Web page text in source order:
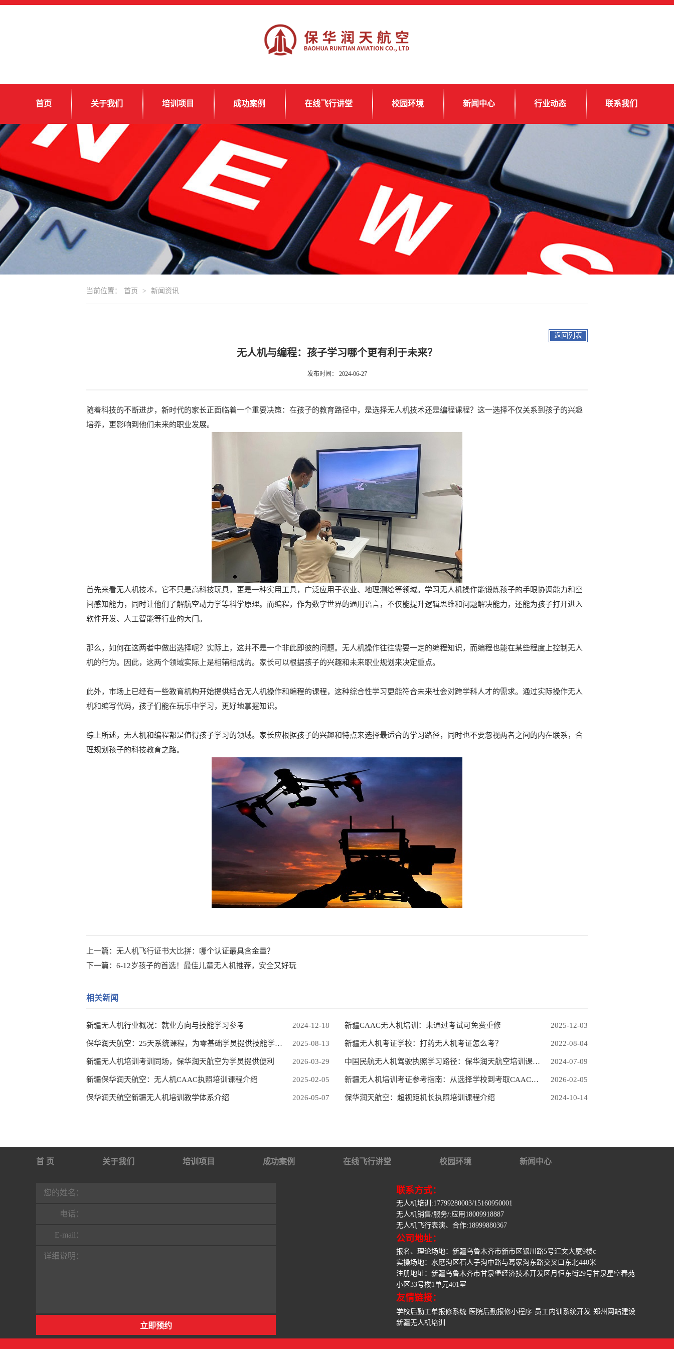
首页 关于我们 培训项目 成功案例 在线飞行讲堂 校园环境 新闻中心 行业动态 联系我们
当前位置： 首页 > 新闻资讯
返回列表
无人机与编程：孩子学习哪个更有利于未来？
发布时间： 2024-06-27
随着科技的不断进步，新时代的家长正面临着一个重要决策：在孩子的教育路径中，是选择无人机技术还是编程课程？这一选择不仅关系到孩子的兴趣
培养，更影响到他们未来的职业发展。
首先来看无人机技术，它不只是高科技玩具，更是一种实用工具，广泛应用于农业、地理测绘等领域。学习无人机操作能锻炼孩子的手眼协调能力和空
间感知能力，同时让他们了解航空动力学等科学原理。而编程，作为数字世界的通用语言，不仅能提升逻辑思维和问题解决能力，还能为孩子打开进入
软件开发、人工智能等行业的大门。
那么，如何在这两者中做出选择呢？实际上，这并不是一个非此即彼的问题。无人机操作往往需要一定的编程知识，而编程也能在某些程度上控制无人
机的行为。因此，这两个领域实际上是相辅相成的。家长可以根据孩子的兴趣和未来职业规划来决定重点。
此外，市场上已经有一些教育机构开始提供结合无人机操作和编程的课程，这种综合性学习更能符合未来社会对跨学科人才的需求。通过实际操作无人
机和编写代码，孩子们能在玩乐中学习，更好地掌握知识。
综上所述，无人机和编程都是值得孩子学习的领域。家长应根据孩子的兴趣和特点来选择最适合的学习路径，同时也不要忽视两者之间的内在联系，合
理规划孩子的科技教育之路。
上一篇： 无人机飞行证书大比拼：哪个认证最具含金量？
下一篇： 6-12岁孩子的首选！最佳儿童无人机推荐，安全又好玩
相关新闻
2024-12-18
新疆无人机行业概况：就业方向与技能学习参考 2025-12-03
新疆CAAC无人机培训：未通过考试可免费重修
2025-08-13
保华润天航空：25天系统课程，为零基础学员提供技能学习路径 2022-08-04
新疆无人机考证学校：打药无人机考证怎么考？
2026-03-29
新疆无人机培训考训同场，保华润天航空为学员提供便利 2024-07-09
中国民航无人机驾驶执照学习路径：保华润天航空培训课程介绍
2025-02-05
新疆保华润天航空：无人机CAAC执照培训课程介绍 2026-02-05
新疆无人机培训考证参考指南：从选择学校到考取CAAC执照全流程介绍
2026-05-07
保华润天航空新疆无人机培训教学体系介绍 2024-10-14
保华润天航空：超视距机长执照培训课程介绍
首 页 关于我们 培训项目 成功案例 在线飞行讲堂 校园环境 新闻中心
行业动态
您的姓名：
电话：
E-mail：
详细说明：
联系方式：
无人机培训:17799280003/15160950001
无人机销售/服务/:应用18009918887
无人机飞行表演、合作:18999880367
公司地址：
报名、理论场地：新疆乌鲁木齐市新市区银川路5号汇文大厦9楼c
实操场地：水磨沟区石人子沟中路与葛家沟东路交叉口东北440米
注册地址：新疆乌鲁木齐市甘泉堡经济技术开发区月恒东街29号甘泉星空春苑
小区33号楼1单元401室
友情链接：
学校后勤工单报修系统 医院后勤报修小程序 员工内训系统开发 郑州网站建设
新疆无人机培训